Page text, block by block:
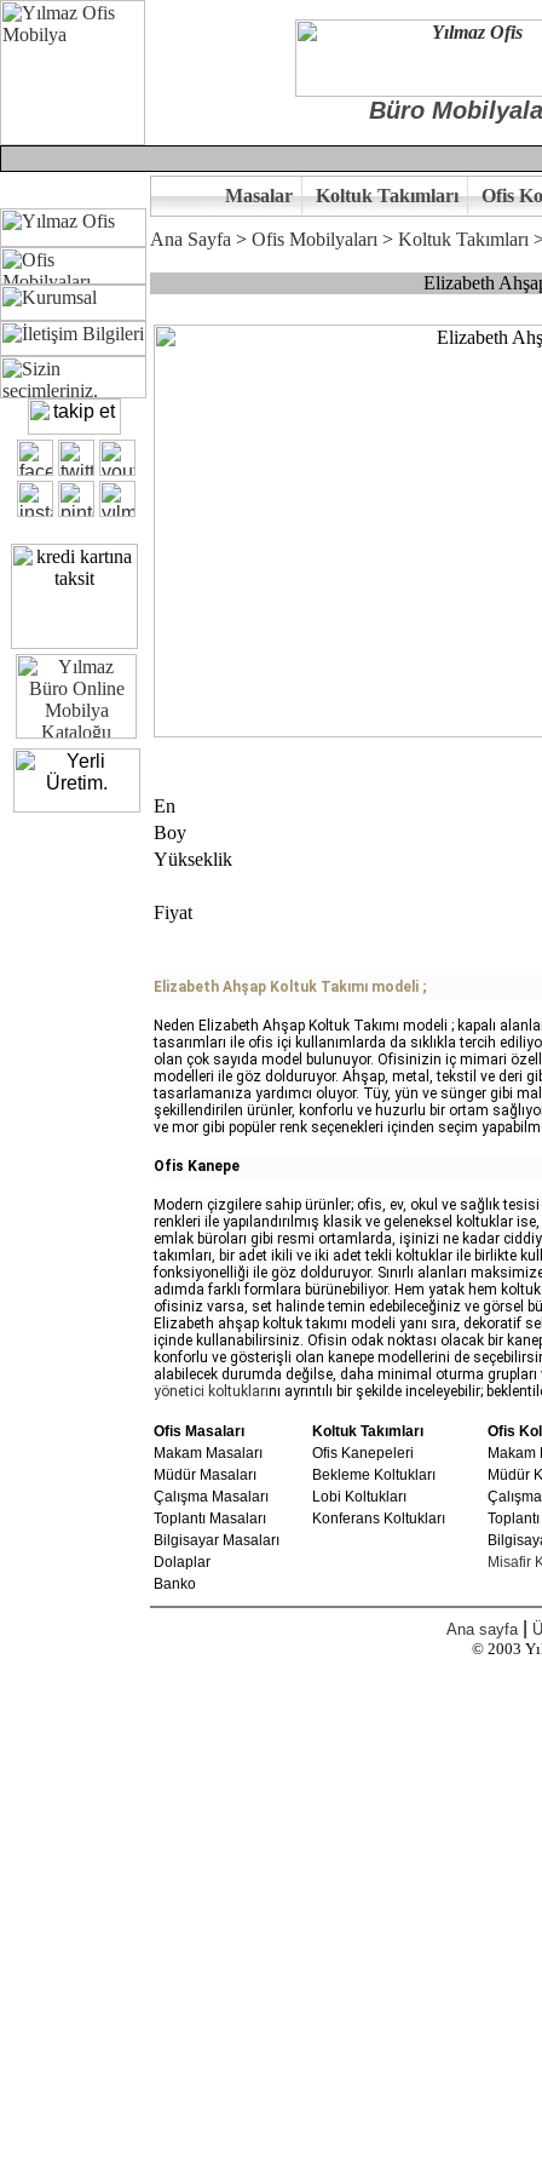
Büro
Ofisinizin dekorasyonunda ergonomi ve kaliteye önem
Çünkü sitemizde bulunan seçkin ürünler ile hayal ettiğiniz özgün
Size yakışan ofis tasarımına gelin birlikte karar verelim.
Kalite ve ergonomiyi arıyanların tercihi...Yılmaz Büro Mobilya
Masalar Koltuk Takımları Ofis
Ana Sayfa > Ofis Mobilyaları > Koltuk Takımları
Elizabeth
En
Boy
Yükseklik
Fiyat
Elizabeth Ahşap Koltuk Takımı modeli ;
Neden Elizabeth Ahşap Koltuk Takımı modeli ; kapalı
tasarımları ile ofis içi kullanımlarda da sıklıkla tercih
olan çok sayıda model bulunuyor. Ofisinizin iç mimari
modelleri ile göz dolduruyor. Ahşap, metal, tekstil ve deri
tasarlamanıza yardımcı oluyor. Tüy, yün ve sünger gibi
şekillendirilen ürünler, konforlu ve huzurlu bir ortam
ve mor gibi popüler renk seçenekleri içinden seçim
Ofis Kanepe
Modern çizgilere sahip ürünler; ofis, ev, okul ve sağlık
renkleri ile yapılandırılmış klasik ve geleneksel koltuklar
emlak büroları gibi resmi ortamlarda, işinizi ne kadar
takımları, bir adet ikili ve iki adet tekli koltuklar ile birlikte
fonksiyonelliği ile göz dolduruyor. Sınırlı alanları
adımda farklı formlara bürünebiliyor. Hem yatak hem
ofisiniz varsa, set halinde temin edebileceğiniz ve görsel
Elizabeth ahşap koltuk takımı modeli yanı sıra, dekoratif
içinde kullanabilirsiniz. Ofisin odak noktası olacak bir
konforlu ve gösterişli olan kanepe modellerini de
alabilecek durumda değilse, daha minimal oturma
yönetici koltuklarını ayrıntılı bir şekilde inceleyebilir;
Ofis Masaları Koltuk Takımları
Ofis
Makam Masaları
Ofis Kanepeleri
Makam
Müdür Masaları
Bekleme Koltukları
Müdür
Çalışma Masaları
Lobi Koltukları
Toplantı Masaları
Konferans Koltukları
Bilgisayar Masaları
Dolaplar
Misafir
Banko
Ana sayfa
© 2003